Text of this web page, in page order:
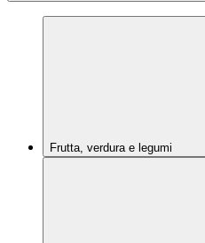
Frutta, verdura e legumi